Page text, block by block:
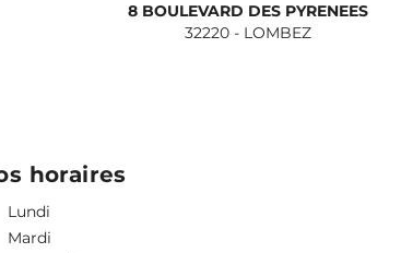
8 BOULEVARD DES PYRENEES
32220 - LOMBEZ
horaires
Lundi
Mardi